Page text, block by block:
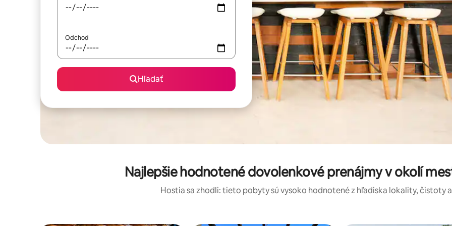
Odchod
Hľadať
Najlepšie hodnotené dovolenkové prenájmy v okolí
Hostia sa zhodli: tieto pobyty sú vysoko hodnotené z hľadiska lokality, čistoty